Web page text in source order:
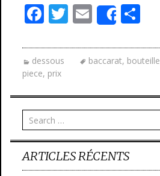
F
e
b
o
o
k
T
itt
er
E
m
ai
l
Share
ta
g
er
dessous baccarat, bouteille
piece, prix
ARTICLES RÉCENTS